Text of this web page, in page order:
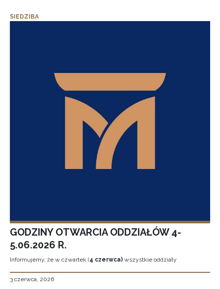
SIEDZIBA
GODZINY OTWARCIA ODDZIAŁÓW 4-
5.06.2026 R.
Informujemy, że w czwartek (4 czerwca) wszystkie oddziały
3 czerwca, 2026